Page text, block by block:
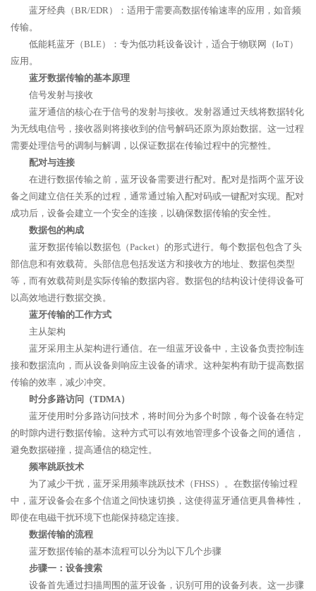
蓝牙经典（BR/EDR）：适用于需要高数据传输速率的应用，如音频
传输。
低能耗蓝牙（BLE）：专为低功耗设备设计，适合于物联网（IoT）
应用。
蓝牙数据传输的基本原理
信号发射与接收
蓝牙通信的核心在于信号的发射与接收。发射器通过天线将数据转化
为无线电信号，接收器则将接收到的信号解码还原为原始数据。这一过程
需要处理信号的调制与解调，以保证数据在传输过程中的完整性。
配对与连接
在进行数据传输之前，蓝牙设备需要进行配对。配对是指两个蓝牙设
备之间建立信任关系的过程，通常通过输入配对码或一键配对实现。配对
成功后，设备会建立一个安全的连接，以确保数据传输的安全性。
数据包的构成
蓝牙数据传输以数据包（Packet）的形式进行。每个数据包包含了头
部信息和有效载荷。头部信息包括发送方和接收方的地址、数据包类型
等，而有效载荷则是实际传输的数据内容。数据包的结构设计使得设备可
以高效地进行数据交换。
蓝牙传输的工作方式
主从架构
蓝牙采用主从架构进行通信。在一组蓝牙设备中，主设备负责控制连
接和数据流向，而从设备则响应主设备的请求。这种架构有助于提高数据
传输的效率，减少冲突。
时分多路访问（TDMA）
蓝牙使用时分多路访问技术，将时间分为多个时隙，每个设备在特定
的时隙内进行数据传输。这种方式可以有效地管理多个设备之间的通信，
避免数据碰撞，提高通信的稳定性。
频率跳跃技术
为了减少干扰，蓝牙采用频率跳跃技术（FHSS）。在数据传输过程
中，蓝牙设备会在多个信道之间快速切换，这使得蓝牙通信更具鲁棒性，
即使在电磁干扰环境下也能保持稳定连接。
数据传输的流程
蓝牙数据传输的基本流程可以分为以下几个步骤
步骤一：设备搜索
设备首先通过扫描周围的蓝牙设备，识别可用的设备列表。这一步骤